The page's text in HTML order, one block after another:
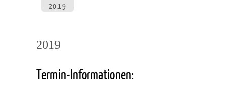
2019
2019
Termin-Informationen: